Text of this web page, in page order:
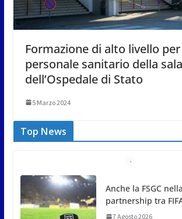
Formazione di alto livello
personale sanitario della
dell’Ospedale di Stato
5 Marzo 2024
Top News
San Marino Comics
sul territorio:
locali protagonisti